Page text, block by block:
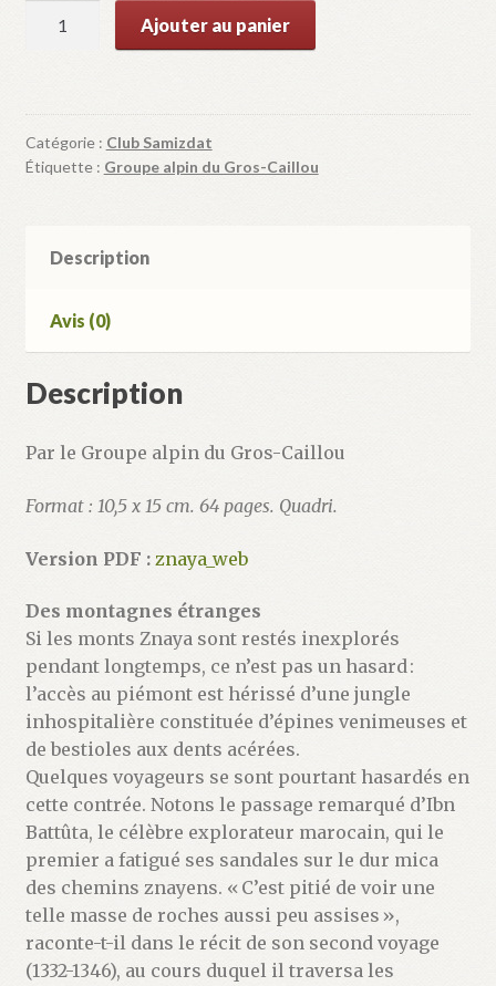
les
monts
Ajouter au panier
Catégorie : Club Samizdat
Étiquette : Groupe alpin du Gros-Caillou
Description
Avis (0)
Description
Par le Groupe alpin du Gros-Caillou
Format : 10,5 x 15 cm. 64 pages. Quadri.
Version PDF : znaya_web
Des montagnes étranges
Si les monts Znaya sont restés inexplorés
pendant longtemps, ce n’est pas un hasard :
l’accès au piémont est hérissé d’une jungle
inhospitalière constituée d’épines venimeuses et
de bestioles aux dents acérées.
Quelques voyageurs se sont pourtant hasardés en
cette contrée. Notons le passage remarqué d’Ibn
Battûta, le célèbre explorateur marocain, qui le
premier a fatigué ses sandales sur le dur mica
des chemins znayens. « C’est pitié de voir une
telle masse de roches aussi peu assises »,
raconte-t-il dans le récit de son second voyage
(1332-1346), au cours duquel il traversa les